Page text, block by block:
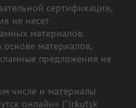
сертификации,
не несет
материалов.
материалов,
предложения не
числе и материалы
онлайн» ("Irkutsk